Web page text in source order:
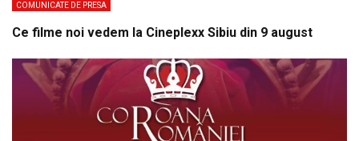
COMUNICATE DE PRESA
Ce filme noi vedem la Cineplexx Sibiu din 9 august